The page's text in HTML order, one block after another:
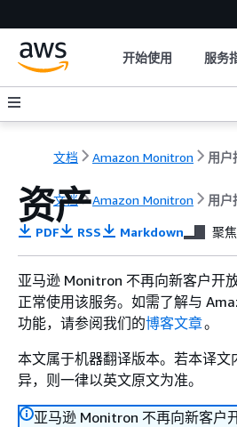
开始使用 服务
文档 Amazon Monitron 用户
文档 Amazon Monitron 用户
资产
PDF RSS Markdown 聚
亚马逊 Monitron 不再向新客户开
正常使用该服务。如需了解与
功能，请参阅我们的博客文章。
本文属于机器翻译版本。若本译文
异，则一律以英文原文为准。
亚马逊 Monitron 不再向新客户